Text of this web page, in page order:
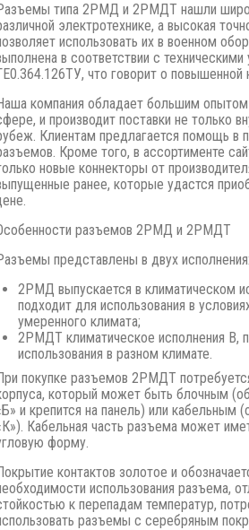
типа 2РМД и 2РМДТ нашли
электротехнике, а высокая
использовать их в военном
в соответствии с техническими
что говорит о повышенной
компания обладает большим
и производит поставки не только
Клиентам предлагается помощь в
Кроме того, в ассортименте
новые коннекторы от
ранее, которые удастся
разъемов 2РМД и 2РМДТ
представлены в двух
2РМД выпускается в климатическом
подходит для использования в
умеренного климата;
2РМДТ климатическое исполнения В,
использования в разном климате.
покупке разъемов 2РМДТ
который может быть блочным
и крепится на панель) или кабельным
Кабельная часть разъема может
форму.
контактов золотое и
использования разъема,
к перепадам температур,
разъемы с серебряным